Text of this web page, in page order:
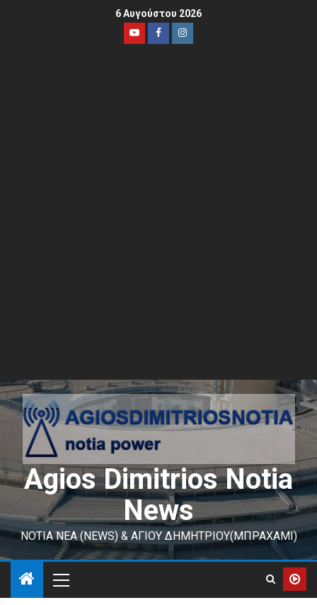
6 Αυγούστου 2026
Agios Dimitrios Notia
News
ΝΟΤΙΑ ΝΕΑ (NEWS) & ΑΓΙΟΥ ΔΗΜΗΤΡΙΟΥ(ΜΠΡΑΧΑΜΙ)